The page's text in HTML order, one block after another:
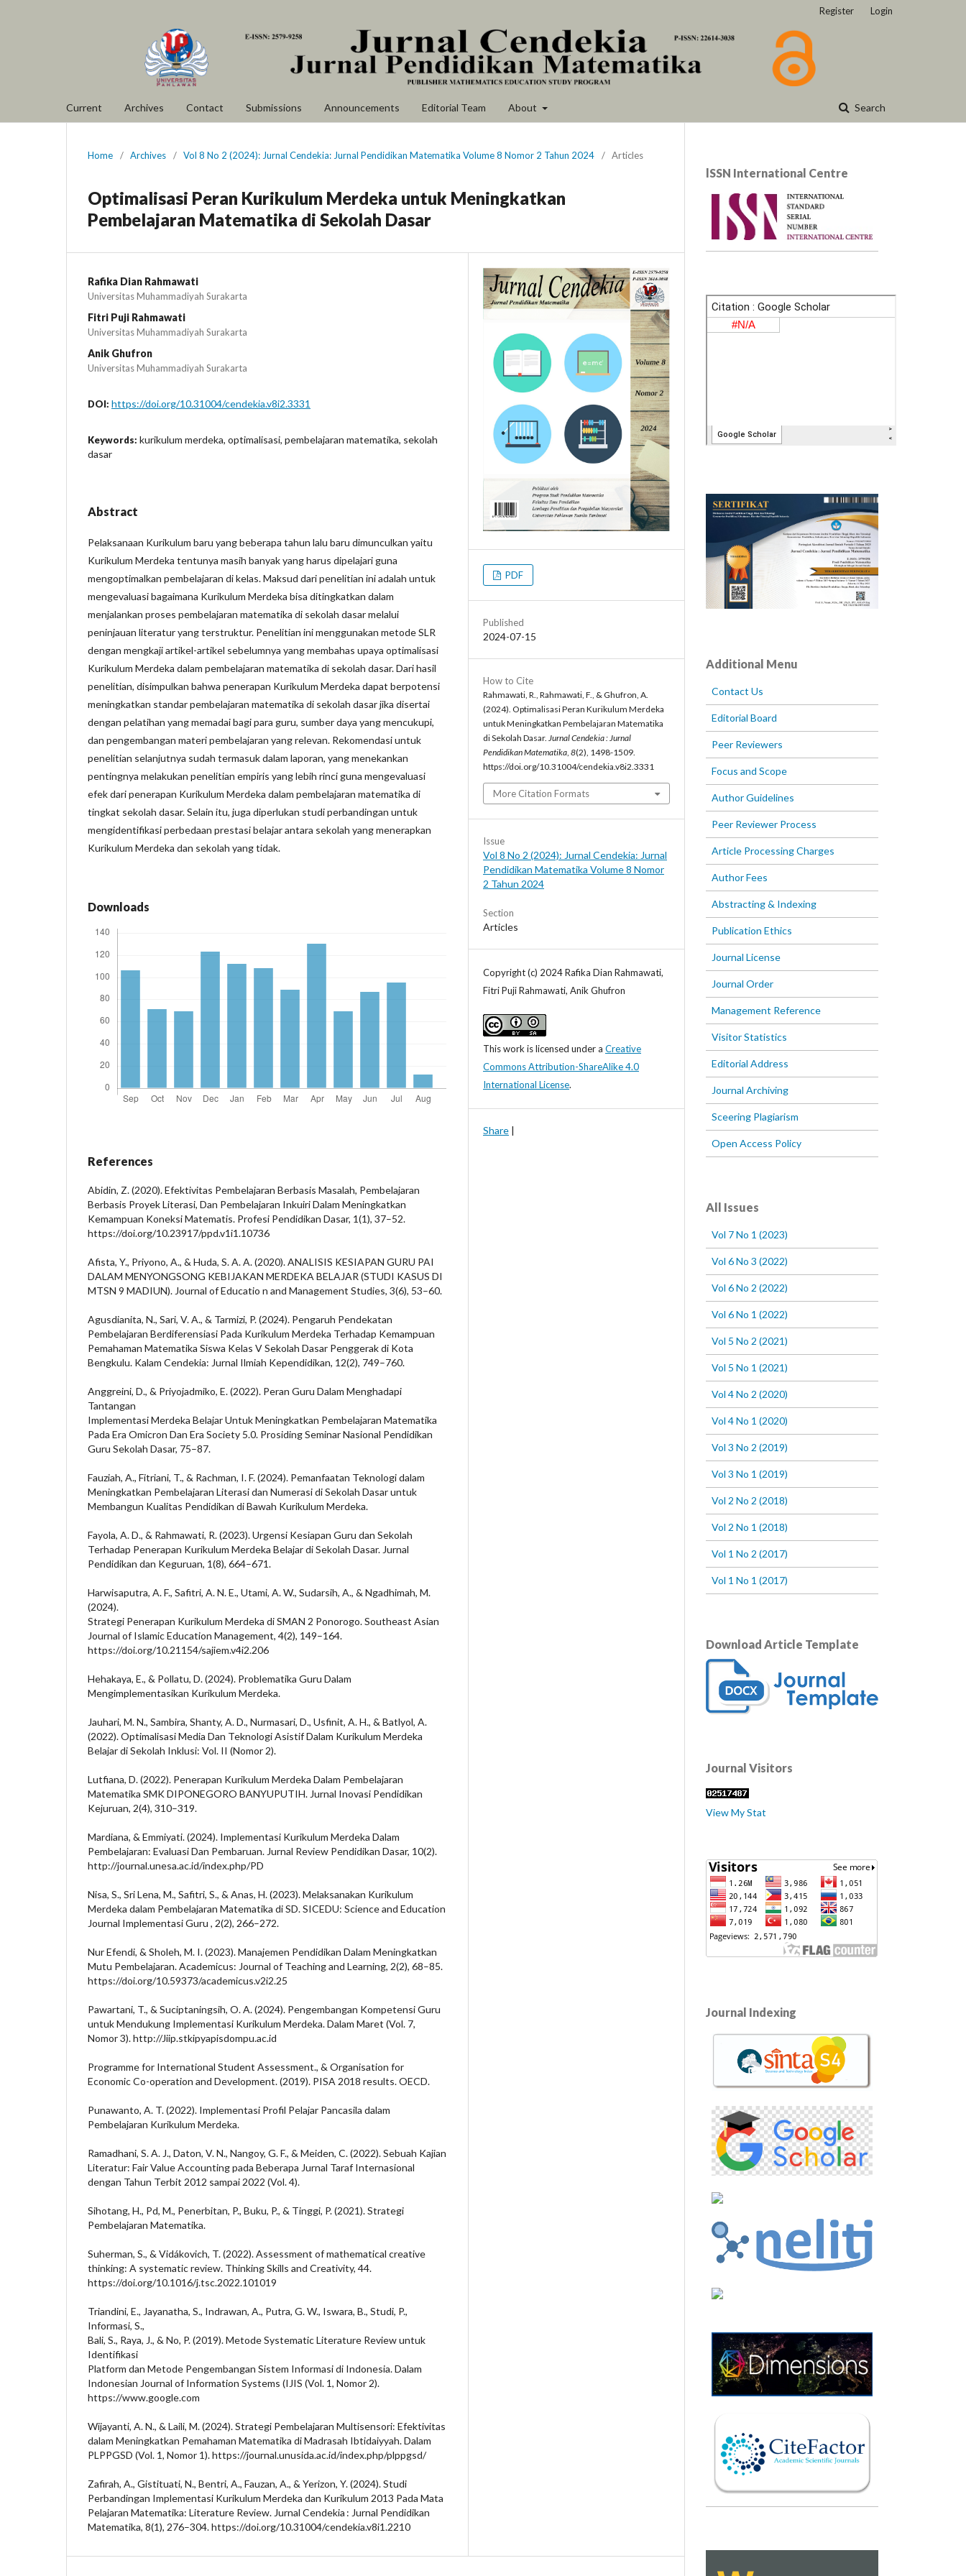
Current Archives Contact Submissions Announcements Editorial Team About Search
Register Login
Home / Archives / Vol 8 No 2 (2024): Jurnal Cendekia: Jurnal Pendidikan Matematika Volume 8 Nomor 2 Tahun 2024 / Articles
Optimalisasi Peran Kurikulum Merdeka untuk Meningkatkan
Pembelajaran Matematika di Sekolah Dasar
Rafika Dian Rahmawati
Universitas Muhammadiyah Surakarta
Fitri Puji Rahmawati
Universitas Muhammadiyah Surakarta
Anik Ghufron
Universitas Muhammadiyah Surakarta
DOI: https://doi.org/10.31004/cendekia.v8i2.3331
Keywords: kurikulum merdeka, optimalisasi, pembelajaran matematika, sekolah
dasar
Abstract
Pelaksanaan Kurikulum baru yang beberapa tahun lalu baru dimunculkan yaitu
Kurikulum Merdeka tentunya masih banyak yang harus dipelajari guna
mengoptimalkan pembelajaran di kelas. Maksud dari penelitian ini adalah untuk
mengevaluasi bagaimana Kurikulum Merdeka bisa ditingkatkan dalam
menjalankan proses pembelajaran matematika di sekolah dasar melalui
peninjauan literatur yang terstruktur. Penelitian ini menggunakan metode SLR
dengan mengkaji artikel-artikel sebelumnya yang membahas upaya optimalisasi
Kurikulum Merdeka dalam pembelajaran matematika di sekolah dasar. Dari hasil
penelitian, disimpulkan bahwa penerapan Kurikulum Merdeka dapat berpotensi
meningkatkan standar pembelajaran matematika di sekolah dasar jika disertai
dengan pelatihan yang memadai bagi para guru, sumber daya yang mencukupi,
dan pengembangan materi pembelajaran yang relevan. Rekomendasi untuk
penelitian selanjutnya sudah termasuk dalam laporan, yang menekankan
pentingnya melakukan penelitian empiris yang lebih rinci guna mengevaluasi
efek dari penerapan Kurikulum Merdeka dalam pembelajaran matematika di
tingkat sekolah dasar. Selain itu, juga diperlukan studi perbandingan untuk
mengidentifikasi perbedaan prestasi belajar antara sekolah yang menerapkan
Kurikulum Merdeka dan sekolah yang tidak.
Downloads
References
Abidin, Z. (2020). Efektivitas Pembelajaran Berbasis Masalah, Pembelajaran
Berbasis Proyek Literasi, Dan Pembelajaran Inkuiri Dalam Meningkatkan
Kemampuan Koneksi Matematis. Profesi Pendidikan Dasar, 1(1), 37–52.
https://doi.org/10.23917/ppd.v1i1.10736
Afista, Y., Priyono, A., & Huda, S. A. A. (2020). ANALISIS KESIAPAN GURU PAI
DALAM MENYONGSONG KEBIJAKAN MERDEKA BELAJAR (STUDI KASUS DI
MTSN 9 MADIUN). Journal of Educatio n and Management Studies, 3(6), 53–60.
Agusdianita, N., Sari, V. A., & Tarmizi, P. (2024). Pengaruh Pendekatan
Pembelajaran Berdiferensiasi Pada Kurikulum Merdeka Terhadap Kemampuan
Pemahaman Matematika Siswa Kelas V Sekolah Dasar Penggerak di Kota
Bengkulu. Kalam Cendekia: Jurnal Ilmiah Kependidikan, 12(2), 749–760.
Anggreini, D., & Priyojadmiko, E. (2022). Peran Guru Dalam Menghadapi
Tantangan
Implementasi Merdeka Belajar Untuk Meningkatkan Pembelajaran Matematika
Pada Era Omicron Dan Era Society 5.0. Prosiding Seminar Nasional Pendidikan
Guru Sekolah Dasar, 75–87.
Fauziah, A., Fitriani, T., & Rachman, I. F. (2024). Pemanfaatan Teknologi dalam
Meningkatkan Pembelajaran Literasi dan Numerasi di Sekolah Dasar untuk
Membangun Kualitas Pendidikan di Bawah Kurikulum Merdeka.
Fayola, A. D., & Rahmawati, R. (2023). Urgensi Kesiapan Guru dan Sekolah
Terhadap Penerapan Kurikulum Merdeka Belajar di Sekolah Dasar. Jurnal
Pendidikan dan Keguruan, 1(8), 664–671.
Harwisaputra, A. F., Safitri, A. N. E., Utami, A. W., Sudarsih, A., & Ngadhimah, M.
(2024).
Strategi Penerapan Kurikulum Merdeka di SMAN 2 Ponorogo. Southeast Asian
Journal of Islamic Education Management, 4(2), 149–164.
https://doi.org/10.21154/sajiem.v4i2.206
Hehakaya, E., & Pollatu, D. (2024). Problematika Guru Dalam
Mengimplementasikan Kurikulum Merdeka.
Jauhari, M. N., Sambira, Shanty, A. D., Nurmasari, D., Usfinit, A. H., & Batlyol, A.
(2022). Optimalisasi Media Dan Teknologi Asistif Dalam Kurikulum Merdeka
Belajar di Sekolah Inklusi: Vol. II (Nomor 2).
Lutfiana, D. (2022). Penerapan Kurikulum Merdeka Dalam Pembelajaran
Matematika SMK DIPONEGORO BANYUPUTIH. Jurnal Inovasi Pendidikan
Kejuruan, 2(4), 310–319.
Mardiana, & Emmiyati. (2024). Implementasi Kurikulum Merdeka Dalam
Pembelajaran: Evaluasi Dan Pembaruan. Jurnal Review Pendidikan Dasar, 10(2).
http://journal.unesa.ac.id/index.php/PD
Nisa, S., Sri Lena, M., Safitri, S., & Anas, H. (2023). Melaksanakan Kurikulum
Merdeka dalam Pembelajaran Matematika di SD. SICEDU: Science and Education
Journal Implementasi Guru , 2(2), 266–272.
Nur Efendi, & Sholeh, M. I. (2023). Manajemen Pendidikan Dalam Meningkatkan
Mutu Pembelajaran. Academicus: Journal of Teaching and Learning, 2(2), 68–85.
https://doi.org/10.59373/academicus.v2i2.25
Pawartani, T., & Suciptaningsih, O. A. (2024). Pengembangan Kompetensi Guru
untuk Mendukung Implementasi Kurikulum Merdeka. Dalam Maret (Vol. 7,
Nomor 3). http://Jiip.stkipyapisdompu.ac.id
Programme for International Student Assessment., & Organisation for
Economic Co-operation and Development. (2019). PISA 2018 results. OECD.
Punawanto, A. T. (2022). Implementasi Profil Pelajar Pancasila dalam
Pembelajaran Kurikulum Merdeka.
Ramadhani, S. A. J., Daton, V. N., Nangoy, G. F., & Meiden, C. (2022). Sebuah Kajian
Literatur: Fair Value Accounting pada Beberapa Jurnal Taraf Internasional
dengan Tahun Terbit 2012 sampai 2022 (Vol. 4).
Sihotang, H., Pd, M., Penerbitan, P., Buku, P., & Tinggi, P. (2021). Strategi
Pembelajaran Matematika.
Suherman, S., & Vidákovich, T. (2022). Assessment of mathematical creative
thinking: A systematic review. Thinking Skills and Creativity, 44.
https://doi.org/10.1016/j.tsc.2022.101019
Triandini, E., Jayanatha, S., Indrawan, A., Putra, G. W., Iswara, B., Studi, P.,
Informasi, S.,
Bali, S., Raya, J., & No, P. (2019). Metode Systematic Literature Review untuk
Identifikasi
Platform dan Metode Pengembangan Sistem Informasi di Indonesia. Dalam
Indonesian Journal of Information Systems (IJIS (Vol. 1, Nomor 2).
https://www.google.com
Wijayanti, A. N., & Laili, M. (2024). Strategi Pembelajaran Multisensori: Efektivitas
dalam Meningkatkan Pemahaman Matematika di Madrasah Ibtidaiyyah. Dalam
PLPPGSD (Vol. 1, Nomor 1). https://journal.unusida.ac.id/index.php/plppgsd/
Zafirah, A., Gistituati, N., Bentri, A., Fauzan, A., & Yerizon, Y. (2024). Studi
Perbandingan Implementasi Kurikulum Merdeka dan Kurikulum 2013 Pada Mata
Pelajaran Matematika: Literature Review. Jurnal Cendekia : Jurnal Pendidikan
Matematika, 8(1), 276–304. https://doi.org/10.31004/cendekia.v8i1.2210
PDF
Published
2024-07-15
How to Cite
Rahmawati, R., Rahmawati, F., & Ghufron, A.
(2024). Optimalisasi Peran Kurikulum Merdeka
untuk Meningkatkan Pembelajaran Matematika
di Sekolah Dasar. Jurnal Cendekia : Jurnal
Pendidikan Matematika, 8(2), 1498-1509.
https://doi.org/10.31004/cendekia.v8i2.3331
More Citation Formats
Issue
Vol 8 No 2 (2024): Jurnal Cendekia: Jurnal
Pendidikan Matematika Volume 8 Nomor
2 Tahun 2024
Section
Articles
Copyright (c) 2024 Rafika Dian Rahmawati,
Fitri Puji Rahmawati, Anik Ghufron
This work is licensed under a Creative
Commons Attribution-ShareAlike 4.0
International License.
Share |
lSSN International Centre
Additional Menu
Contact Us
Editorial Board
Peer Reviewers
Focus and Scope
Author Guidelines
Peer Reviewer Process
Article Processing Charges
Author Fees
Abstracting & Indexing
Publication Ethics
Journal License
Journal Order
Management Reference
Visitor Statistics
Editorial Address
Journal Archiving
Sceering Plagiarism
Open Access Policy
All Issues
Vol 7 No 1 (2023)
Vol 6 No 3 (2022)
Vol 6 No 2 (2022)
Vol 6 No 1 (2022)
Vol 5 No 2 (2021)
Vol 5 No 1 (2021)
Vol 4 No 2 (2020)
Vol 4 No 1 (2020)
Vol 3 No 2 (2019)
Vol 3 No 1 (2019)
Vol 2 No 2 (2018)
Vol 2 No 1 (2018)
Vol 1 No 2 (2017)
Vol 1 No 1 (2017)
Download Article Template
Journal Visitors
View My Stat
Journal Indexing